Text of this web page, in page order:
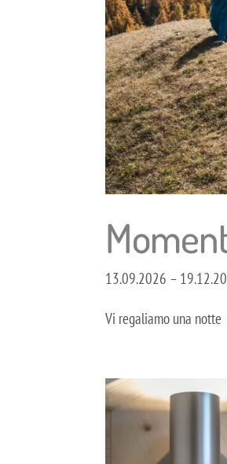
13.09.2026 –
Vi regaliamo una notte